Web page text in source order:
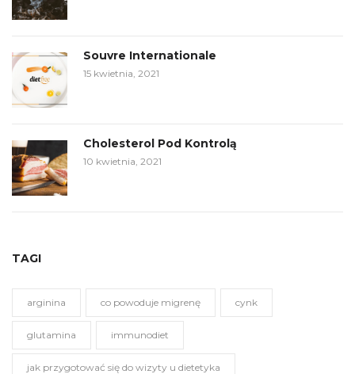
Souvre Internationale
15 kwietnia, 2021
Cholesterol Pod Kontrolą
10 kwietnia, 2021
TAGI
arginina co powoduje migrenę cynk
glutamina immunodiet
jak przygotować się do wizyty u dietetyka